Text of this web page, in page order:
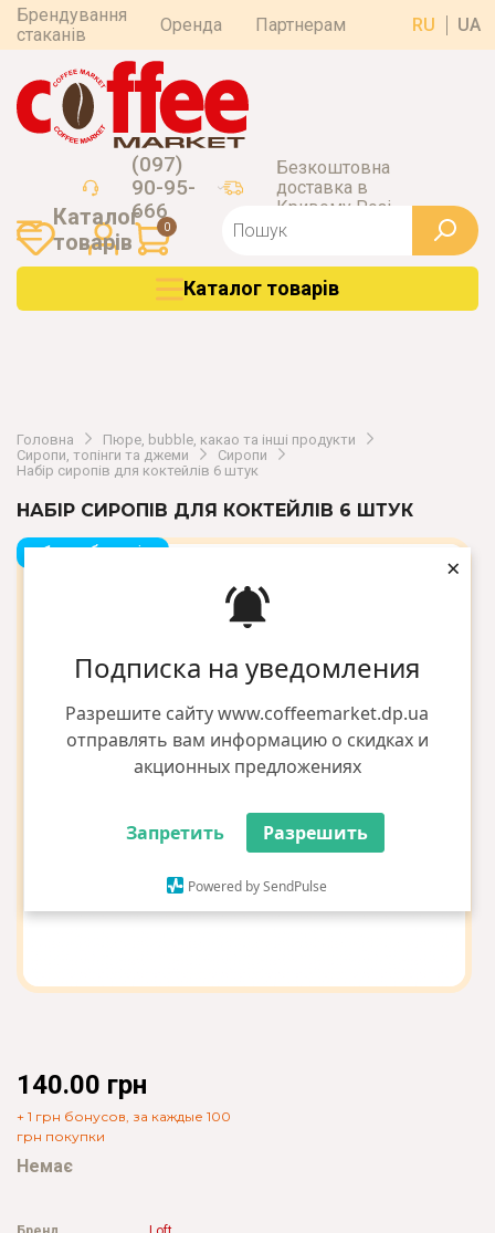
Подписка на уведомления
Разрешите сайту www.coffeemarket.dp.ua
отправлять вам информацию о скидках и
акционных предложениях
Запретить Разрешить
Powered by SendPulse
×
Брендування
стаканів
Оренда Партнерам RU UA
(097)
90-95-
666
Безкоштовна
доставка в
Кривому Розі
0
Каталог
товарiв
Каталог товарiв
Головна
Пюре, bubble, какао та інші продукти
Сиропи, топінги та джеми
Сиропи
Набір сиропів для коктейлів 6 штук
НАБІР СИРОПІВ ДЛЯ КОКТЕЙЛІВ 6 ШТУК
+1 грн бонусів
140.00 грн
+ 1 грн бонусов, за каждые 100
грн покупки
Немає